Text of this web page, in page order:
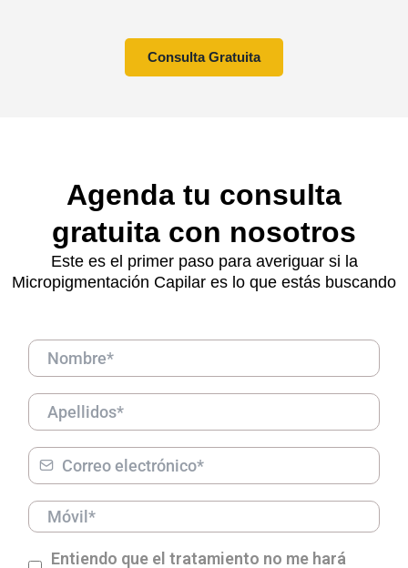
Consulta Gratuita
Agenda tu consulta
gratuita con nosotros
Este es el primer paso para averiguar si la
Micropigmentación Capilar es lo que estás buscando
Entiendo que el tratamiento no me hará